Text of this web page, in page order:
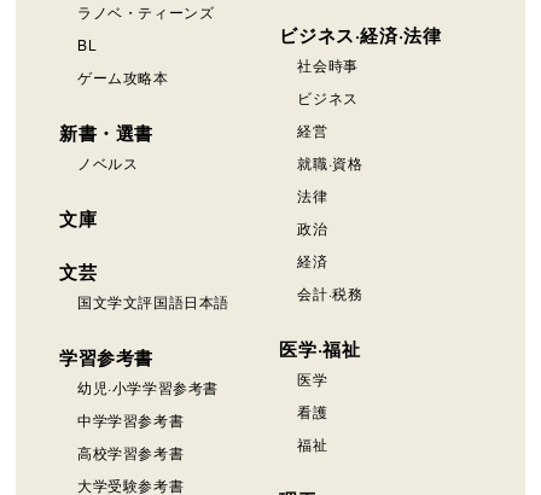
ラノベ・ティーンズ
BL
ゲーム攻略本
新書・選書
ノベルス
文庫
文芸
国文学文評国語日本語
学習参考書
幼児·小学学習参考書
中学学習参考書
高校学習参考書
大学受験参考書
ビジネス·経済·法律
社会時事
ビジネス
経営
就職·資格
法律
政治
経済
会計·税務
医学·福祉
医学
看護
福祉